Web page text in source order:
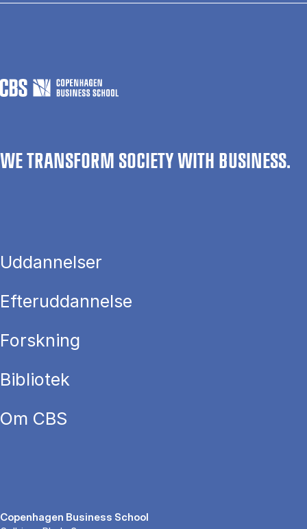
WE TRANSFORM SOCIETY WITH BUSINESS.
Uddannelser
Efteruddannelse
Forskning
Bibliotek
Om CBS
Copenhagen Business School